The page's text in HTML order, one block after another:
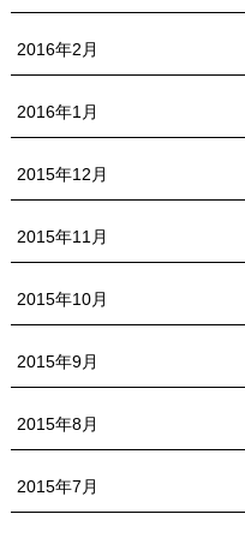
2016年2月
2016年1月
2015年12月
2015年11月
2015年10月
2015年9月
2015年8月
2015年7月